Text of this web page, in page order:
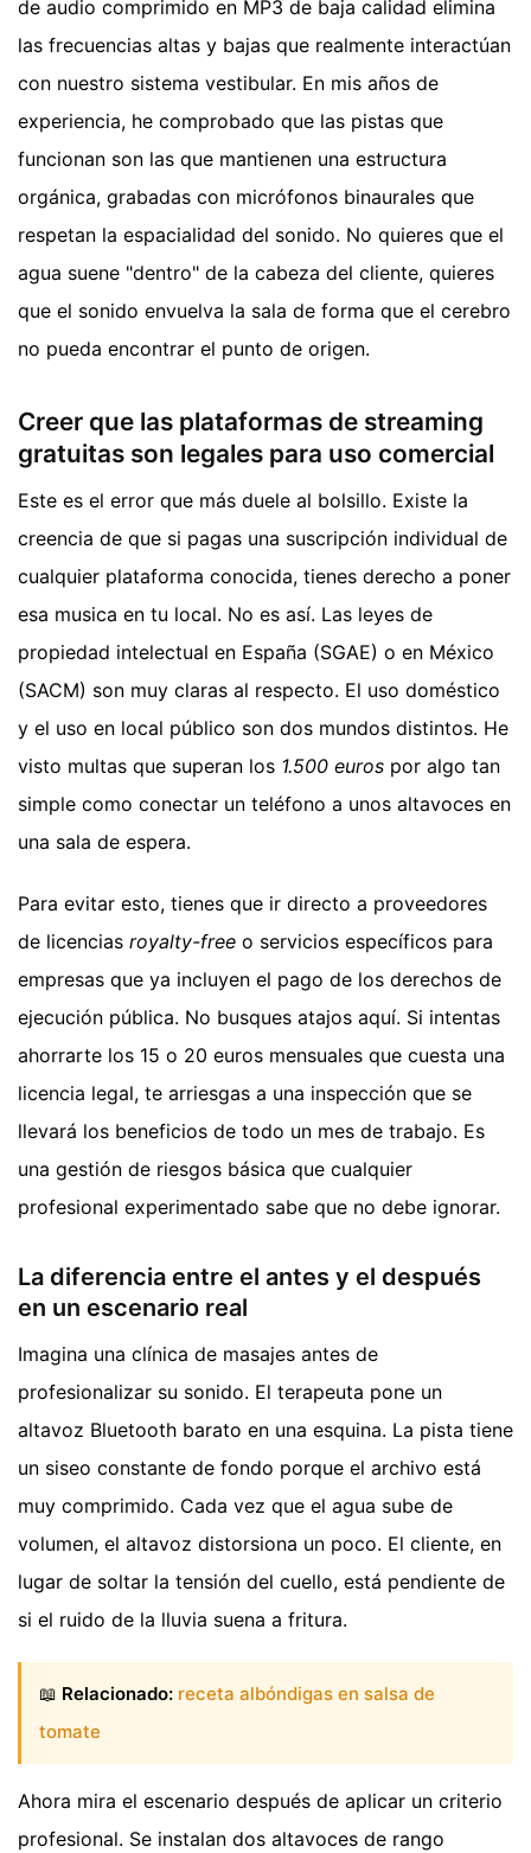
de audio comprimido en MP3 de baja calidad elimina
las frecuencias altas y bajas que realmente interactúan
con nuestro sistema vestibular. En mis años de
experiencia, he comprobado que las pistas que
funcionan son las que mantienen una estructura
orgánica, grabadas con micrófonos binaurales que
respetan la espacialidad del sonido. No quieres que el
agua suene "dentro" de la cabeza del cliente, quieres
que el sonido envuelva la sala de forma que el cerebro
no pueda encontrar el punto de origen.
Creer que las plataformas de streaming
gratuitas son legales para uso comercial
Este es el error que más duele al bolsillo. Existe la
creencia de que si pagas una suscripción individual de
cualquier plataforma conocida, tienes derecho a poner
esa musica en tu local. No es así. Las leyes de
propiedad intelectual en España (SGAE) o en México
(SACM) son muy claras al respecto. El uso doméstico
y el uso en local público son dos mundos distintos. He
visto multas que superan los 1.500 euros por algo tan
simple como conectar un teléfono a unos altavoces en
una sala de espera.
Para evitar esto, tienes que ir directo a proveedores
de licencias royalty-free o servicios específicos para
empresas que ya incluyen el pago de los derechos de
ejecución pública. No busques atajos aquí. Si intentas
ahorrarte los 15 o 20 euros mensuales que cuesta una
licencia legal, te arriesgas a una inspección que se
llevará los beneficios de todo un mes de trabajo. Es
una gestión de riesgos básica que cualquier
profesional experimentado sabe que no debe ignorar.
La diferencia entre el antes y el después
en un escenario real
Imagina una clínica de masajes antes de
profesionalizar su sonido. El terapeuta pone un
altavoz Bluetooth barato en una esquina. La pista tiene
un siseo constante de fondo porque el archivo está
muy comprimido. Cada vez que el agua sube de
volumen, el altavoz distorsiona un poco. El cliente, en
lugar de soltar la tensión del cuello, está pendiente de
si el ruido de la lluvia suena a fritura.
📖 Relacionado: receta albóndigas en salsa de
tomate
Ahora mira el escenario después de aplicar un criterio
profesional. Se instalan dos altavoces de rango